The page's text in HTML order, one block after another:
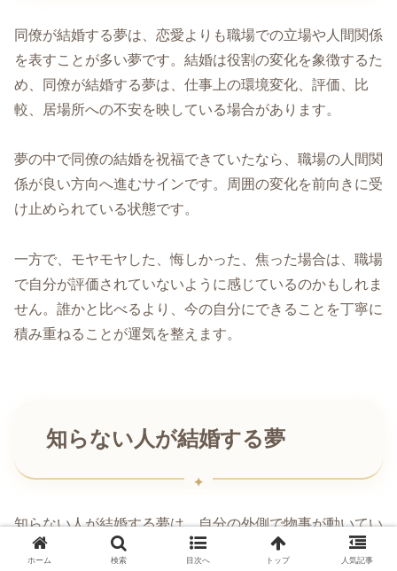
同僚が結婚する夢は、恋愛よりも職場での立場や人間関係
を表すことが多い夢です。結婚は役割の変化を象徴するた
め、同僚が結婚する夢は、仕事上の環境変化、評価、比
較、居場所への不安を映している場合があります。
夢の中で同僚の結婚を祝福できていたなら、職場の人間関
係が良い方向へ進むサインです。周囲の変化を前向きに受
け止められている状態です。
一方で、モヤモヤした、悔しかった、焦った場合は、職場
で自分が評価されていないように感じているのかもしれま
せん。誰かと比べるより、今の自分にできることを丁寧に
積み重ねることが運気を整えます。
知らない人が結婚する夢
知らない人が結婚する夢は、自分の外側で物事が動いてい
くサインです。友人の変化、職場の人事、家族の予定、周
ホーム 検索 目次へ トップ 人気記事